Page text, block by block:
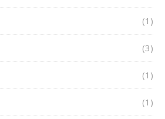
(1)
(3)
(1)
(1)